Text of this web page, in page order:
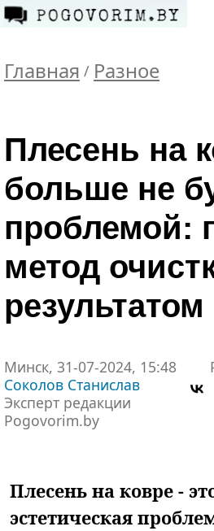
Главная / Разное
Плесень на
больше не
проблемой:
метод
результатом
Минск, 31-07-2024, 15:48
Соколов Станислав
Эксперт редакции
Pogovorim.by
Плесень на ковре -
эстетическая